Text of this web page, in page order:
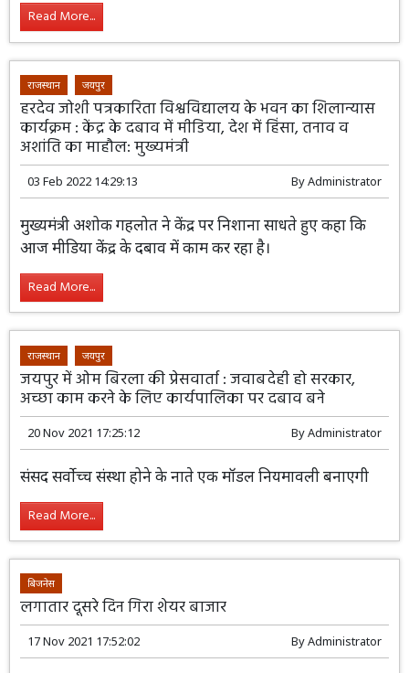
Read More...
राजस्थान जयपुर
हरदेव जोशी पत्रकारिता विश्वविद्यालय के भवन का शिलान्यास
कार्यक्रम : केंद्र के दबाव में मीडिया, देश में हिंसा, तनाव व
अशांति का माहौल: मुख्यमंत्री
03 Feb 2022 14:29:13 ByAdministrator
मुख्यमंत्री अशोक गहलोत ने केंद्र पर निशाना साधते हुए कहा कि
आज मीडिया केंद्र के दबाव में काम कर रहा है।
Read More...
राजस्थान जयपुर
जयपुर में ओम बिरला की प्रेसवार्ता : जवाबदेही हो सरकार,
अच्छा काम करने के लिए कार्यपालिका पर दबाव बने
20 Nov 2021 17:25:12 ByAdministrator
संसद सर्वोच्च संस्था होने के नाते एक मॉडल नियमावली बनाएगी
Read More...
बिजनेस
लगातार दूसरे दिन गिरा शेयर बाजार
17 Nov 2021 17:52:02 ByAdministrator